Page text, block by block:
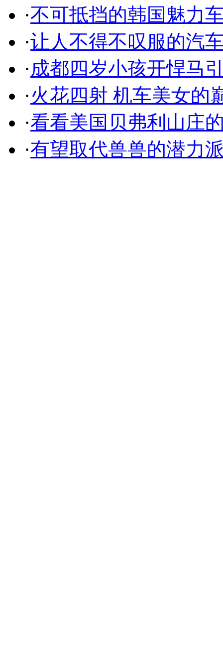
·不可抵挡的韩国魅力
·让人不得不叹服的汽
·成都四岁小孩开悍马
·火花四射 机车美女的
·看看美国贝弗利山庄
·有望取代兽兽的潜力